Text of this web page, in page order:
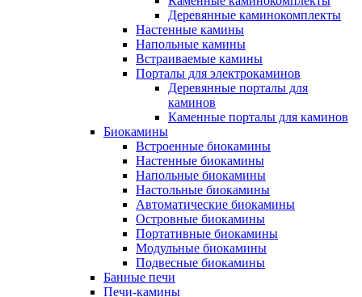
Деревянные каминокомплекты
Настенные камины
Напольные камины
Встраиваемые камины
Порталы для электрокаминов
Деревянные порталы для
каминов
Каменные порталы для каминов
Биокамины
Встроенные биокамины
Настенные биокамины
Напольные биокамины
Настольные биокамины
Автоматические биокамины
Островные биокамины
Портативные биокамины
Модульные биокамины
Подвесные биокамины
Банные печи
Печи-камины